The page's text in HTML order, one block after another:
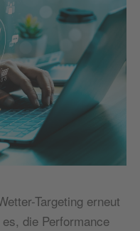
Targeting erneut
die Performance